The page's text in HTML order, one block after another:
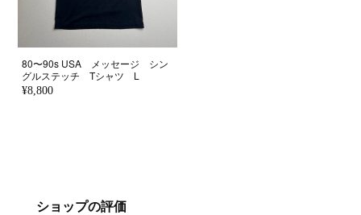
80〜90s USA メッセージ シン
グルステッチ Tシャツ L
¥8,800
ショップの評価